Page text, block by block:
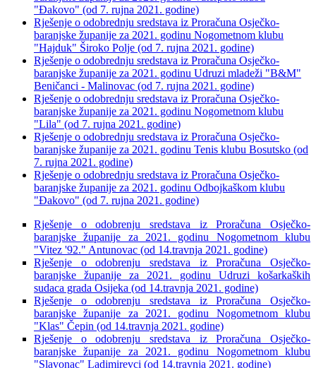
"Đakovo" (od 7. rujna 2021. godine)
Rješenje o odobrednju sredstava iz Proračuna Osječko-
baranjske županije za 2021. godinu Nogometnom klubu
"Hajduk" Široko Polje (od 7. rujna 2021. godine)
Rješenje o odobrednju sredstava iz Proračuna Osječko-
baranjske županije za 2021. godinu Udruzi mladeži "B&M"
Beničanci - Malinovac (od 7. rujna 2021. godine)
Rješenje o odobrednju sredstava iz Proračuna Osječko-
baranjske županije za 2021. godinu Nogometnom klubu
"Lila" (od 7. rujna 2021. godine)
Rješenje o odobrednju sredstava iz Proračuna Osječko-
baranjske županije za 2021. godinu Tenis klubu Bosutsko (od
7. rujna 2021. godine)
Rješenje o odobrednju sredstava iz Proračuna Osječko-
baranjske županije za 2021. godinu Odbojkaškom klubu
"Đakovo" (od 7. rujna 2021. godine)
Rješenje o odobrenju sredstava iz Proračuna Osječko-
baranjske županije za 2021. godinu Nogometnom klubu
"Vitez '92." Antunovac (od 14.travnja 2021. godine)
Rješenje o odobrenju sredstava iz Proračuna Osječko-
baranjske županije za 2021. godinu Udruzi košarkaških
sudaca grada Osijeka (od 14.travnja 2021. godine)
Rješenje o odobrenju sredstava iz Proračuna Osječko-
baranjske županije za 2021. godinu Nogometnom klubu
"Klas" Čepin (od 14.travnja 2021. godine)
Rješenje o odobrenju sredstava iz Proračuna Osječko-
baranjske županije za 2021. godinu Nogometnom klubu
"Slavonac" Ladimirevci (od 14.travnja 2021. godine)